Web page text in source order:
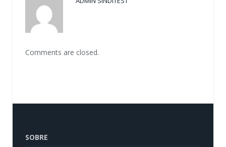
Comments are closed.
SOBRE